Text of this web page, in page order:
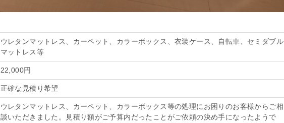
ウレタンマットレス、カーペット、カラーボックス、衣装ケース、自転車、セミダブル
マットレス等
22,000円
正確な見積り希望
ウレタンマットレス、カーペット、カラーボックス等の処理にお困りのお客様からご相
談いただきました。見積り額がご予算内だったことがご依頼の決め手になったようで